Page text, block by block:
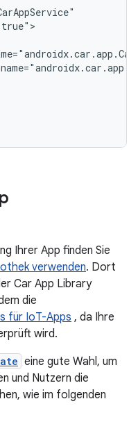
Ihrer App finden Sie
verwenden. Dort
Car App Library
die
für IoT-Apps , da Ihre
wird.
eine gute Wahl, um
und Nutzern die
wie im folgenden